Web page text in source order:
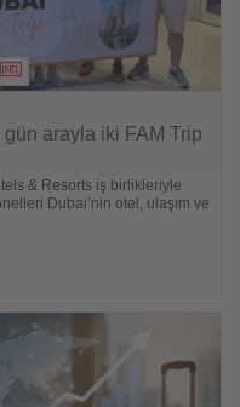
gün arayla iki FAM Trip
& Resorts iş birlikleriyle
Dubai’nin otel, ulaşım ve